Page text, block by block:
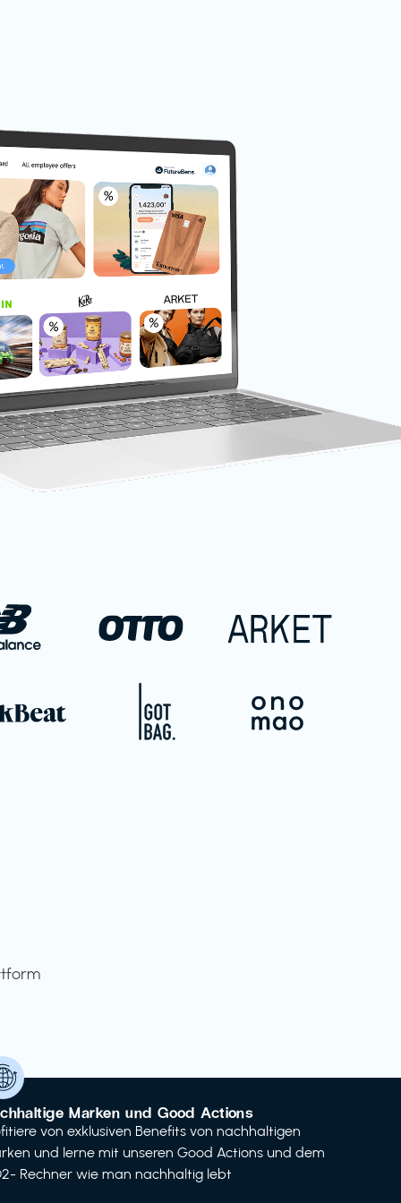
Marken und Good Actions
von exklusiven Benefits von nachhaltigen
und lerne mit unseren Good Actions und dem
Rechner wie man nachhaltig lebt